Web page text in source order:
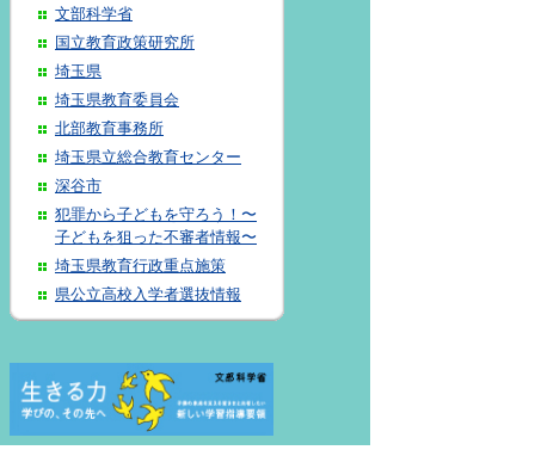
文部科学省
国立教育政策研究所
埼玉県
埼玉県教育委員会
北部教育事務所
埼玉県立総合教育センター
深谷市
犯罪から子どもを守ろう！〜
子どもを狙った不審者情報〜
埼玉県教育行政重点施策
県公立高校入学者選抜情報